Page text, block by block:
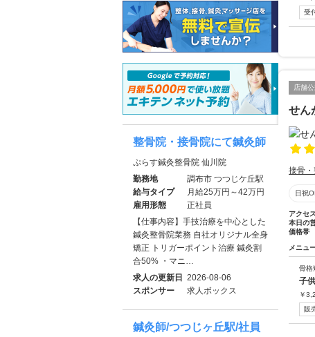
受
店舗公
せん
接骨
日祝
アクセス
本日の
価格帯
メニュ
骨格
子
￥
販
整骨院・接骨院にて鍼灸師
ぷらす鍼灸整骨院 仙川院
勤務地
調布市 つつじケ丘駅
給与タイプ
月給25万円～42万円
雇用形態
正社員
【仕事内容】手技治療を中心とした
鍼灸整骨院業務 自社オリジナル全身
矯正 トリガーポイント治療 鍼灸割
合50% ・マニ…
求人の更新日 2026-08-06
スポンサー
求人ボックス
鍼灸師/つつじヶ丘駅/社員